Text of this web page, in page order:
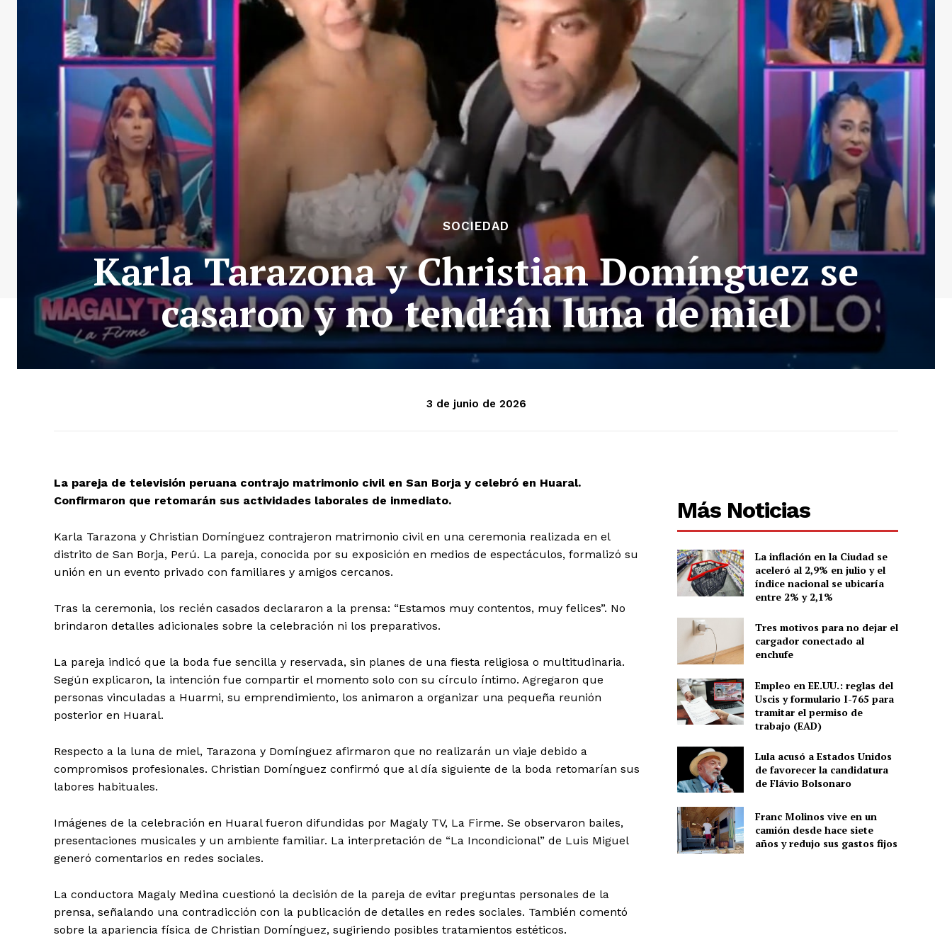
SOCIEDAD
Karla Tarazona y Christian Domínguez se
casaron y no tendrán luna de miel
3 de junio de 2026
La pareja de televisión peruana contrajo matrimonio civil en San Borja y celebró en Huaral.
Confirmaron que retomarán sus actividades laborales de inmediato.
Karla Tarazona y Christian Domínguez contrajeron matrimonio civil en una ceremonia realizada en el
distrito de San Borja, Perú. La pareja, conocida por su exposición en medios de espectáculos, formalizó su
unión en un evento privado con familiares y amigos cercanos.
Tras la ceremonia, los recién casados declararon a la prensa: “Estamos muy contentos, muy felices”. No
brindaron detalles adicionales sobre la celebración ni los preparativos.
La pareja indicó que la boda fue sencilla y reservada, sin planes de una fiesta religiosa o multitudinaria.
Según explicaron, la intención fue compartir el momento solo con su círculo íntimo. Agregaron que
personas vinculadas a Huarmi, su emprendimiento, los animaron a organizar una pequeña reunión
posterior en Huaral.
Respecto a la luna de miel, Tarazona y Domínguez afirmaron que no realizarán un viaje debido a
compromisos profesionales. Christian Domínguez confirmó que al día siguiente de la boda retomarían sus
labores habituales.
Imágenes de la celebración en Huaral fueron difundidas por Magaly TV, La Firme. Se observaron bailes,
presentaciones musicales y un ambiente familiar. La interpretación de “La Incondicional” de Luis Miguel
generó comentarios en redes sociales.
La conductora Magaly Medina cuestionó la decisión de la pareja de evitar preguntas personales de la
prensa, señalando una contradicción con la publicación de detalles en redes sociales. También comentó
sobre la apariencia física de Christian Domínguez, sugiriendo posibles tratamientos estéticos.
Más Noticias
La inflación en la Ciudad se
aceleró al 2,9% en julio y el
índice nacional se ubicaría
entre 2% y 2,1%
Tres motivos para no dejar el
cargador conectado al
enchufe
Empleo en EE.UU.: reglas del
Uscis y formulario I-765 para
tramitar el permiso de
trabajo (EAD)
Lula acusó a Estados Unidos
de favorecer la candidatura
de Flávio Bolsonaro
Franc Molinos vive en un
camión desde hace siete
años y redujo sus gastos fijos